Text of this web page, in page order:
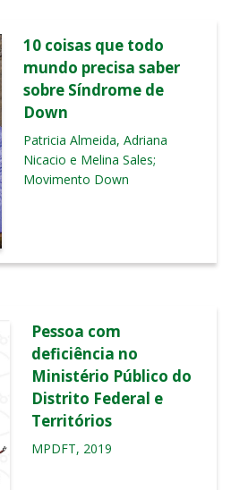
10 coisas que todo
mundo precisa saber
sobre Síndrome de
Down
Patricia Almeida, Adriana
Nicacio e Melina Sales;
Movimento Down
Pessoa com
deficiência no
Ministério Público do
Distrito Federal e
Territórios
MPDFT, 2019